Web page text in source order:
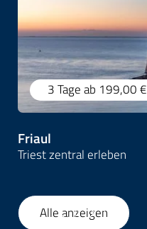
3 Tageab 199,00 €
Friaul
Triest zentral erleben
1 18
Alle anzeigen